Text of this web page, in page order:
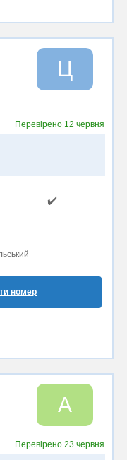
Ц
Перевірено 12 червня
✔️
номер
A
Перевірено23 червня